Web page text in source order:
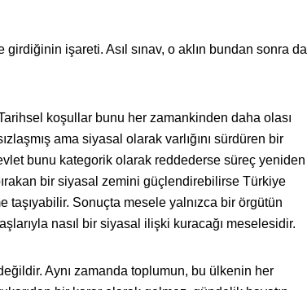
işareti. Asıl sınav, o aklın bundan sonra da
koşullar bunu her zamankinden daha olası
ama siyasal olarak varlığını sürdüren bir
bunu kategorik olarak reddederse süreç yeniden
bir siyasal zemini güçlendirebilirse Türkiye
taşıyabilir. Sonuçta mesele yalnızca bir örgütün
nasıl bir siyasal ilişki kuracağı meselesidir.
Aynı zamanda toplumun, bu ülkenin her